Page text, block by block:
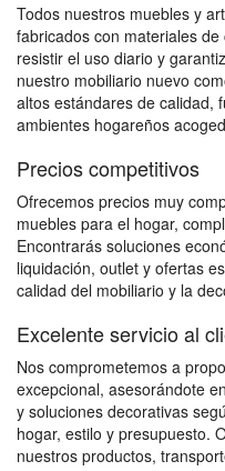
Todos nuestros muebles y
fabricados con materiales
resistir el uso diario y
nuestro mobiliario nuevo
altos estándares de calidad,
ambientes hogareños
Precios competitivos
Ofrecemos precios muy
muebles para el hogar,
Encontrarás soluciones
liquidación, outlet y ofertas
calidad del mobiliario y la
Excelente servicio al
Nos comprometemos a
excepcional, asesorándote
y soluciones decorativas
hogar, estilo y presupuesto.
nuestros productos,